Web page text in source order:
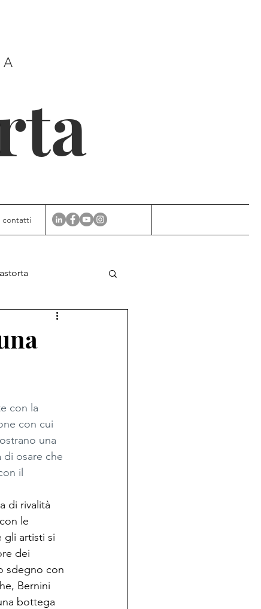
contatti
con la
con cui
una
di osare che
il
di rivalità
le
gli artisti si
dei
sdegno con
Bernini
bottega